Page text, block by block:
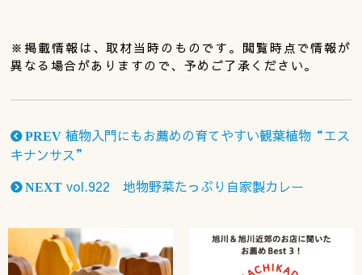
※掲載情報は、取材当時のものです。閲覧時点で情報が
異なる場合がありますので、予めご了承ください。
PREV 植物入門にもお薦めの育てやすい観葉植物“エス
キナンサス”
NEXT vol.922 地物野菜たっぷり自家製カレー